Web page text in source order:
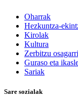
Oharrak
Hezkuntza-
Kirolak
Kultura
Zerbitzu
Guraso eta
Sariak
Sare sozialak